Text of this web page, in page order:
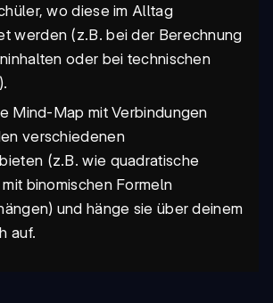
wo diese im Alltag
werden (z.B. bei der Berechnung
oder bei technischen
Mind-Map mit Verbindungen
verschiedenen
(z.B. wie quadratische
binomischen Formeln
und hänge sie über deinem
auf.